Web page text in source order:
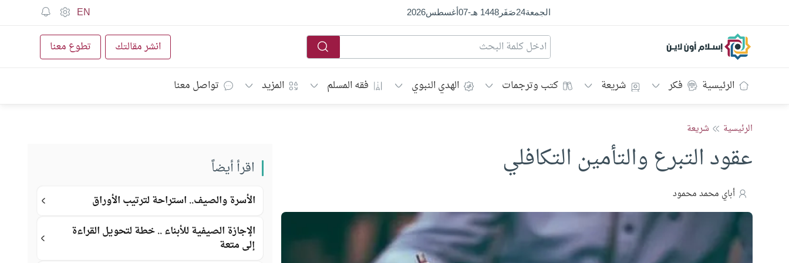
الجمعة24صَفَر1448 هـ -
07أغسطس2026
EN
إسلام أون لاين انشر مقالتك تطوع معنا
الرئيسية فكر شريعة كتب وترجمات الهدي النبوي فقه المسلم المزيد تواصل معنا
الرئيسية شريعة
عقود التبرع والتأمين التكافلي
أباي محمد محمود
اقرأ أيضاً
الأسرة والصيف.. استراحة لترتيب الأوراق
الإجازة الصيفية للأبناء .. خطة لتحويل القراءة
إلى متعة